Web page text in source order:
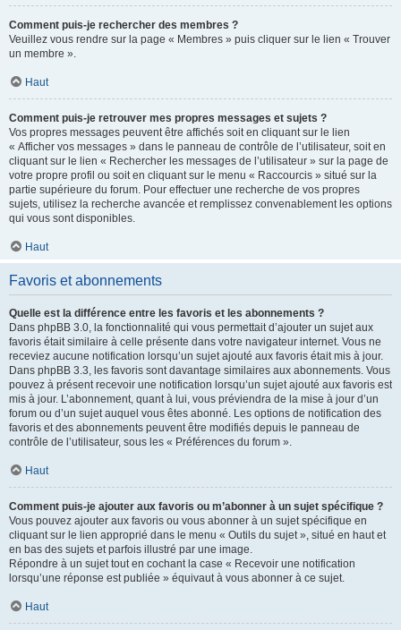
Comment puis-je rechercher des membres ?
Veuillez vous rendre sur la page « Membres » puis cliquer sur le lien « Trouver
un membre ».
Haut
Comment puis-je retrouver mes propres messages et sujets ?
Vos propres messages peuvent être affichés soit en cliquant sur le lien
« Afficher vos messages » dans le panneau de contrôle de l’utilisateur, soit en
cliquant sur le lien « Rechercher les messages de l’utilisateur » sur la page de
votre propre profil ou soit en cliquant sur le menu « Raccourcis » situé sur la
partie supérieure du forum. Pour effectuer une recherche de vos propres
sujets, utilisez la recherche avancée et remplissez convenablement les options
qui vous sont disponibles.
Haut
Favoris et abonnements
Quelle est la différence entre les favoris et les abonnements ?
Dans phpBB 3.0, la fonctionnalité qui vous permettait d’ajouter un sujet aux
favoris était similaire à celle présente dans votre navigateur internet. Vous ne
receviez aucune notification lorsqu’un sujet ajouté aux favoris était mis à jour.
Dans phpBB 3.3, les favoris sont davantage similaires aux abonnements. Vous
pouvez à présent recevoir une notification lorsqu’un sujet ajouté aux favoris est
mis à jour. L’abonnement, quant à lui, vous préviendra de la mise à jour d’un
forum ou d’un sujet auquel vous êtes abonné. Les options de notification des
favoris et des abonnements peuvent être modifiés depuis le panneau de
contrôle de l’utilisateur, sous les « Préférences du forum ».
Haut
Comment puis-je ajouter aux favoris ou m’abonner à un sujet spécifique ?
Vous pouvez ajouter aux favoris ou vous abonner à un sujet spécifique en
cliquant sur le lien approprié dans le menu « Outils du sujet », situé en haut et
en bas des sujets et parfois illustré par une image.
Répondre à un sujet tout en cochant la case « Recevoir une notification
lorsqu’une réponse est publiée » équivaut à vous abonner à ce sujet.
Haut